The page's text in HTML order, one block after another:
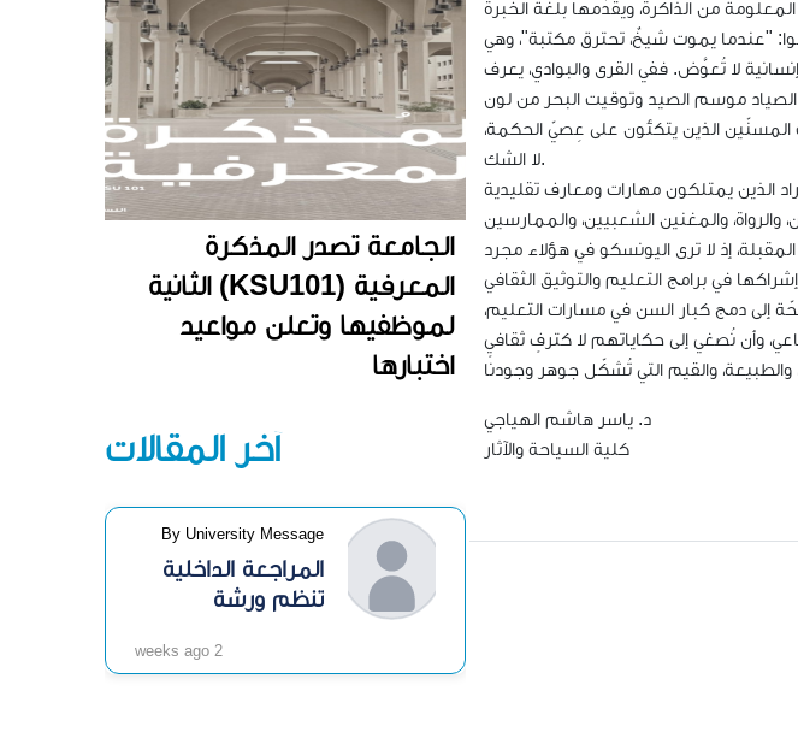
الجامعة تصدر المذكرة
المعرفية (KSU101) الثانية
لموظفيها وتعلن مواعيد
اختبارها
آخر المقالات
By University Message
المراجعة الداخلية
تنظم ورشة
2 weeks ago
"عندما يموت شيخٌ، تحترق مكتبة"، وهي
لا تُعوَّض. ففي القرى والبوادي، يعرف
الصياد موسم الصيد وتوقيت البحر من لون
الذين يتكئون على عِصيّ الحكمة،
لا الشك.
الذين يمتلكون مهارات ومعارف تقليدية
والمغنين الشعبيين، والممارسين
إذ لا ترى اليونسكو في هؤلاء مجرد
إلى دمج كبار السن في مسارات التعليم،
وأن نُصغي إلى حكاياتهم لا كترفٍ ثقافيٍ
د. ياسر هاشم الهياجي
كلية السياحة والآثار